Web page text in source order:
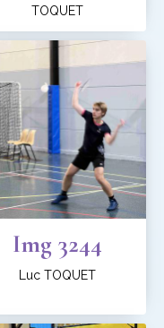
TOQUET
Img 3244
Luc TOQUET